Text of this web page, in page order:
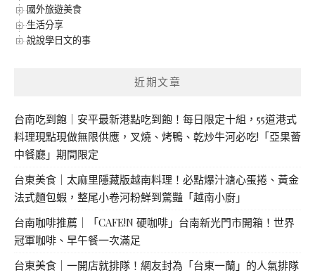
國外旅遊美食
生活分享
說說學日文的事
近期文章
台南吃到飽｜安平最新港點吃到飽！每日限定十組，55道港式
料理現點現做無限供應，叉燒、烤鴨、乾炒牛河必吃!「亞果薈
中餐廳」期間限定
台東美食｜太麻里隱藏版越南料理！必點爆汁溏心蛋捲、黃金
法式麵包蝦，整尾小卷河粉鮮到驚豔「越南小廚」
台南咖啡推薦｜「CAFE!N 硬咖啡」台南新光門市開箱！世界
冠軍咖啡、早午餐一次滿足
台東美食｜一開店就排隊！網友封為「台東一蘭」的人氣排隊